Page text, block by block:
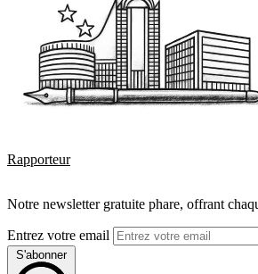
Rapporteur
Notre newsletter gratuite phare, offrant
Entrez votre email
S'abonner